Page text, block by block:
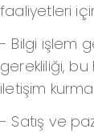
faaliyetleri
- Bilgi işlem
gerekliliği, bu
iletişim
- Satış ve